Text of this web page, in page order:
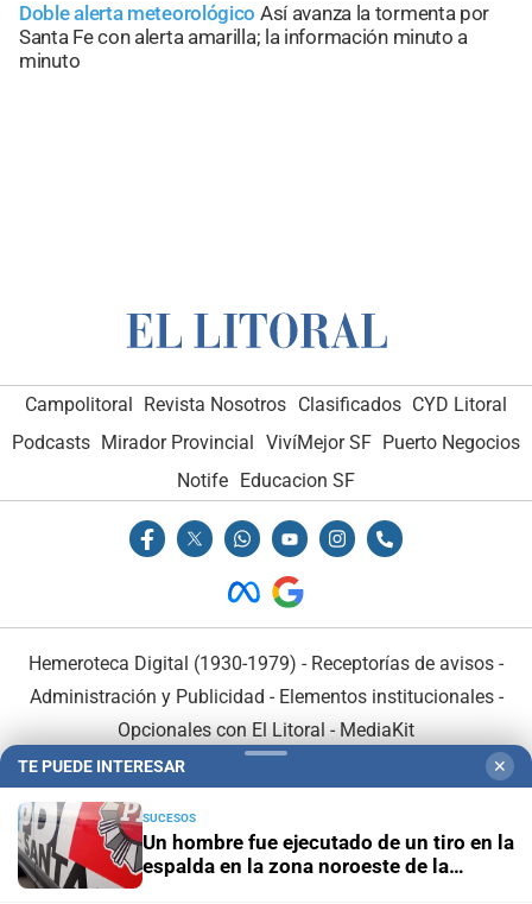
Doble alerta meteorológico Así avanza la tormenta por
Santa Fe con alerta amarilla; la información minuto a
minuto
Campolitoral Revista Nosotros Clasificados CYD Litoral
Podcasts Mirador Provincial VivíMejor SF Puerto Negocios
Notife
Educacion SF
Hemeroteca Digital (1930-1979) - Receptorías de avisos -
Administración y Publicidad - Elementos institucionales-
Opcionales con El Litoral - MediaKit
TE PUEDE INTERESAR ✕
SUCESOS
Un hombre fue ejecutado de un tiro en la
espalda en la zona noroeste de la